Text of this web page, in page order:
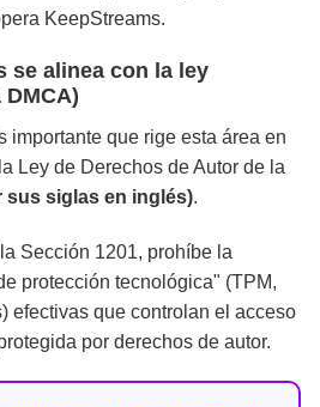
KeepStreams.
se alinea con la ley
importante que rige esta área en
Ley de Derechos de Autor de la
sus siglas en inglés).
Sección 1201, prohíbe la
protección tecnológica" (TPM,
efectivas que controlan el acceso
por derechos de autor.